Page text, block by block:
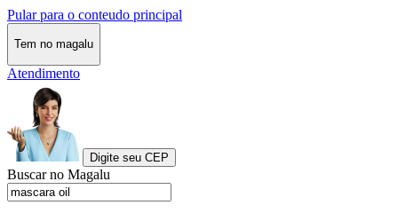
Pular para o conteudo principal
Tem no magalu
Atendimento
Digite seu CEP
Buscar no Magalu